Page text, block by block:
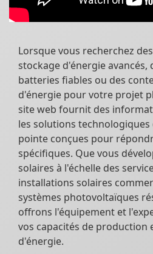
Lorsque vous recherchez
stockage d'énergie avancés,
batteries fiables ou des
d'énergie pour votre projet
site web fournit des
les solutions
pointe conçues pour
spécifiques. Que vous
solaires à l'échelle des
installations solaires
systèmes photovoltaïques
offrons l'équipement et
vos capacités de production
d'énergie.